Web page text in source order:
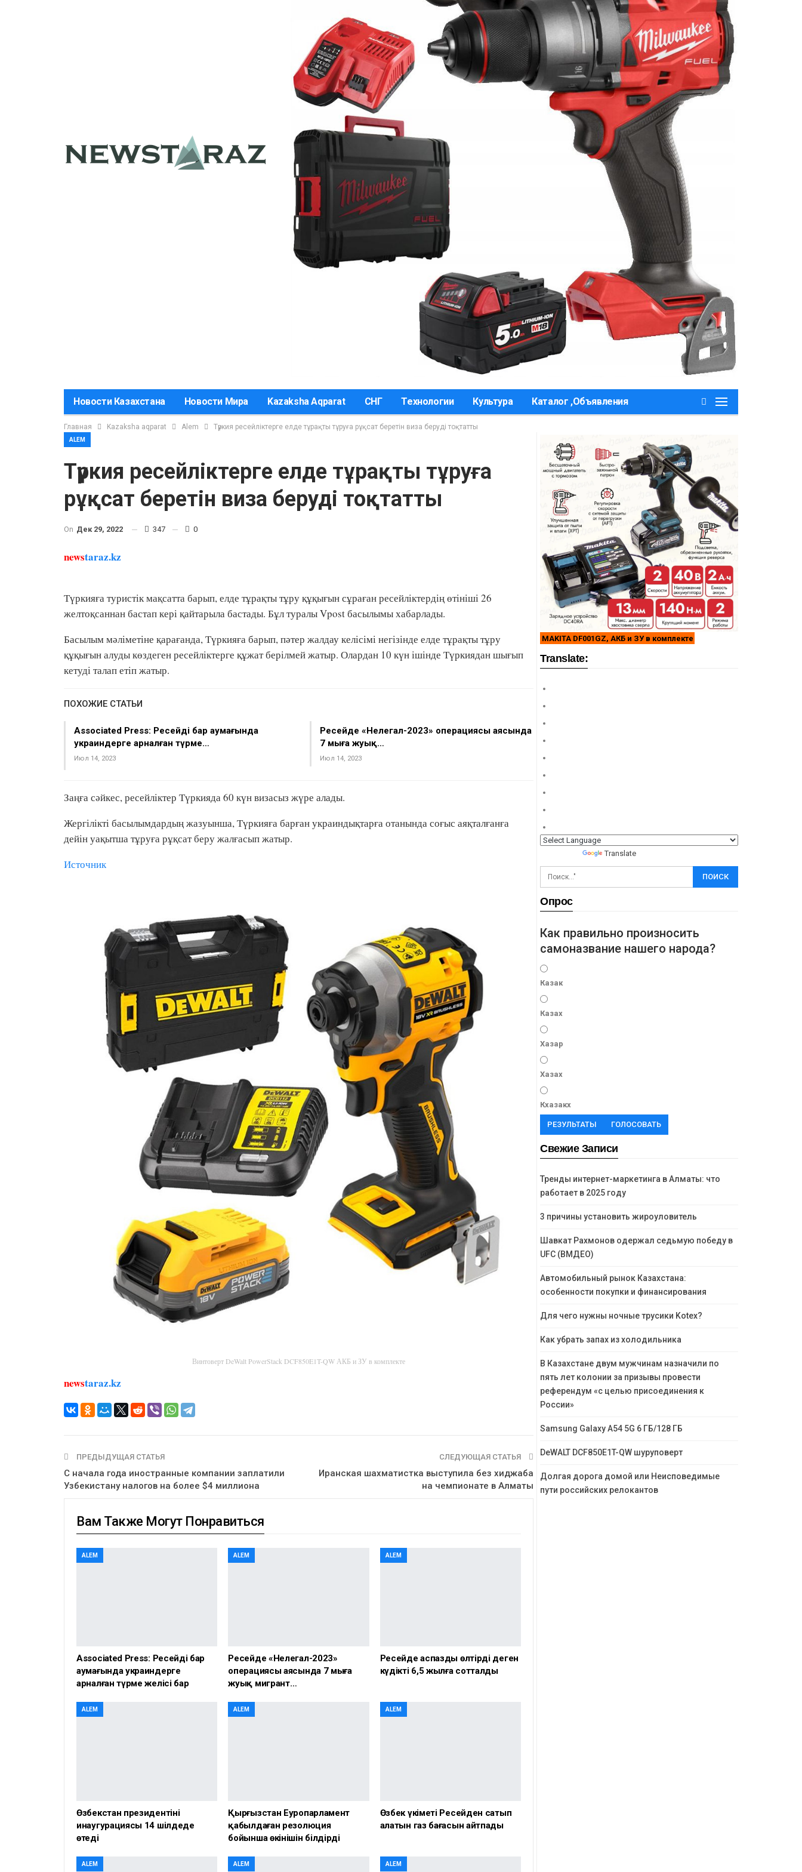
Новости Казахстана Новости Мира Kazaksha Aqparat СНГ Технологии Культура Каталог ,Объявления
Главная Kazaksha aqparat Alem Түркия ресейліктерге елде тұрақты тұруға рұқсат беретін виза беруді тоқтатты
ALEM
Түркия ресейліктерге елде тұрақты тұруға
рұқсат беретін виза беруді тоқтатты
On Дек 29, 2022 347 0
newstaraz.kz
Түркияға туристік мақсатта барып, елде тұрақты тұру құқығын сұраған ресейліктердің өтініші 26
желтоқсаннан бастап кері қайтарыла бастады. Бұл туралы Vpost басылымы хабарлады.
Басылым мәліметіне қарағанда, Түркияға барып, пәтер жалдау келісімі негізінде елде тұрақты тұру
құқығын алуды көздеген ресейліктерге құжат берілмей жатыр. Олардан 10 күн ішінде Түркиядан шығып
кетуді талап етіп жатыр.
ПОХОЖИЕ СТАТЬИ
Associated Press: Ресейдің бар аумағында
украиндерге арналған түрме…
Июл 14, 2023
Ресейде «Нелегал-2023» операциясы аясында
7 мыңға жуық…
Июл 14, 2023
Заңға сәйкес, ресейліктер Түркияда 60 күн визасыз жүре алады.
Жергілікті басылымдардың жазуынша, Түркияға барған украиндықтарға отанында соғыс аяқталғанға
дейін уақытша тұруға рұқсат беру жалғасып жатыр.
Источник
Винтоверт DeWalt PowerStack DCF850E1T-QW АКБ и ЗУ в комплекте
newstaraz.kz
ПРЕДЫДУЩАЯ СТАТЬЯ
С начала года иностранные компании заплатили
Узбекистану налогов на более $4 миллиона
СЛЕДУЮЩАЯ СТАТЬЯ
Иранская шахматистка выступила без хиджаба
на чемпионате в Алматы
Вам Также Могут Понравиться
ALEM
Associated Press: Ресейдің бар
аумағында украиндерге
арналған түрме желісі бар
ALEM
Ресейде «Нелегал-2023»
операциясы аясында 7 мыңға
жуық мигрант…
ALEM
Ресейде аспазды өлтірді деген
күдікті 6,5 жылға сотталды
ALEM
Өзбекстан президентінің
инаугурациясы 14 шілдеде
өтеді
ALEM
Қырғызстан Еуропарламент
қабылдаған резолюция
бойынша өкінішін білдірді
ALEM
Өзбек үкіметі Ресейден сатып
алатын газ бағасын айтпады
ALEM ALEM ALEM
MAKITA DF001GZ, АКБ и ЗУ в комплекте
Translate:
Translate
Опрос
Как правильно произносить
самоназвание нашего народа?
Казак
Казах
Хазар
Хазах
Кхазакх
РЕЗУЛЬТАТЫ ГОЛОСОВАТЬ
Свежие Записи
Тренды интернет-маркетинга в Алматы: что
работает в 2025 году
3 причины установить жироуловитель
Шавкат Рахмонов одержал седьмую победу в
UFC (ВМДЕО)
Автомобильный рынок Казахстана:
особенности покупки и финансирования
Для чего нужны ночные трусики Kotex?
Как убрать запах из холодильника
В Казахстане двум мужчинам назначили по
пять лет колонии за призывы провести
референдум «с целью присоединения к
России»
Samsung Galaxy A54 5G 6 ГБ/128 ГБ
DeWALT DCF850E1T-QW шуруповерт
Долгая дорога домой или Неисповедимые
пути российских релокантов